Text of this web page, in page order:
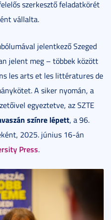
szerkesztő feladatkörét
vállalta.
jelentkező Szeged
jelent meg – többek között
les arts et les littératures de
A siker nyomán, a
egyeztetve, az SZTE
színre lépett, a 96.
2025. június 16-án
Press.